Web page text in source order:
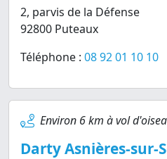
2, parvis de la Défense
92800 Puteaux
Téléphone : 08 92 01 10 10
Environ 6 km à vol
Darty Asnières-sur-